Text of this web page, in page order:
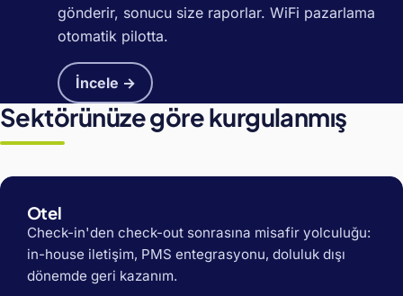
gönderir, sonucu size raporlar. WiFi pazarlama
otomatik pilotta.
İncele →
Sektörünüze göre kurgulanmış
Otel
Check-in'den check-out sonrasına misafir yolculuğu:
in-house iletişim, PMS entegrasyonu, doluluk dışı
dönemde geri kazanım.